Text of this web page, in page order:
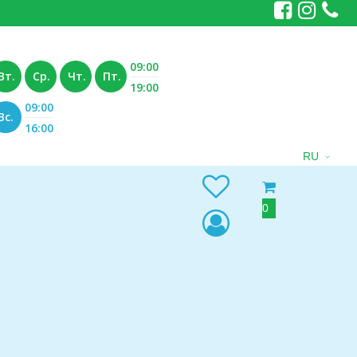
Ср. Чт. Пт.
09:00
19:00
09:00
16:00
RU
0